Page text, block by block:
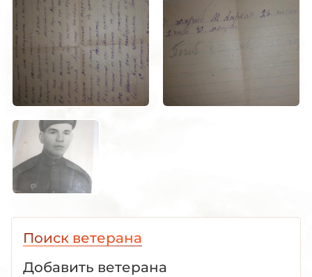
Поиск ветерана
Добавить ветерана